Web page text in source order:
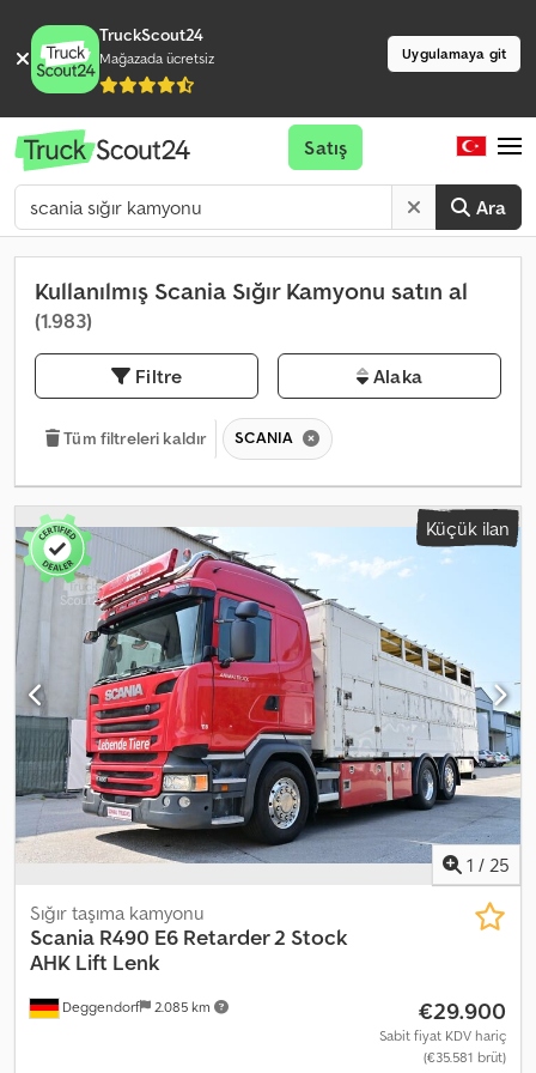
TruckScout24
Mağazada ücretsiz Uygulamaya git
Ara
Satış
Kullanılmış Scania Sığır Kamyonu satın al
(1.983)
Filtre Alaka
Tüm filtreleri kaldır SCANIA
Küçük ilan
1 / 25
Deggendorf 2.085 km
Sığır taşıma kamyonu
Scania R490 E6 Retarder 2 Stock
AHK Lift Lenk
€29.900
Sabit fiyat KDV hariç
(€35.581 brüt)